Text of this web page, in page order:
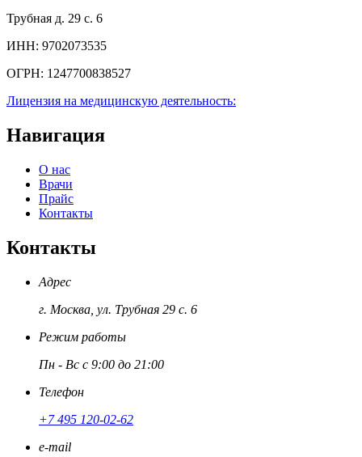
Трубная д. 29 с. 6
ИНН: 9702073535
ОГРН: 1247700838527
Лицензия на медицинскую деятельность:
Навигация
О нас
Врачи
Прайс
Контакты
Контакты
Адрес
г. Москва, ул. Трубная 29 с. 6
Режим работы
Пн - Вс с 9:00 до 21:00
Телефон
+7 495 120-02-62
e-mail